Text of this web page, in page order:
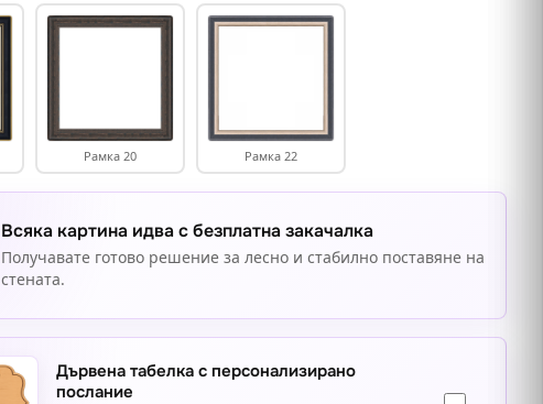
Рамка 20 Рамка 22
Всяка картина идва с безплатна закачалка
Получавате готово решение за лесно и стабилно поставяне на
стената.
Дървена табелка с персонализирано
послание